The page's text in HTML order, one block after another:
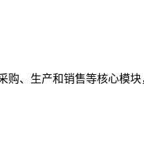
、生产和销售等核心模